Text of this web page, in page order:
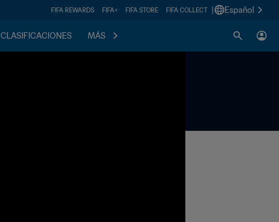
FIFA REWARDS FIFA+ FIFA STORE FIFA COLLECT Español
CLASIFICACIONES MÁS